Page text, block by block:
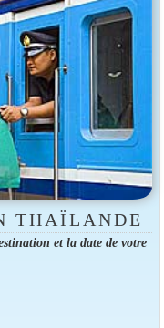
THAÏLANDE
et la date de votre